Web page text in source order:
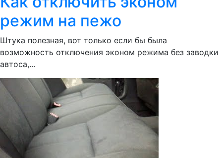
режим на пежо
Штука полезная, вот только если бы была
возможность отключения эконом режима без заводки
автоса,...